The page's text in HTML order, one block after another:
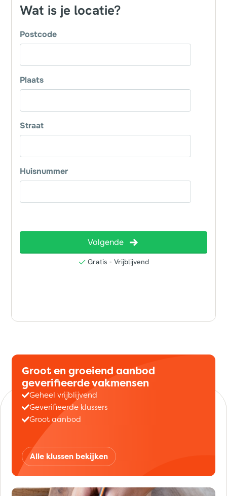
Groot en groeiend aanbod
geverifieerde vakmensen
Geheel vrijblijvend
Geverifieerde klussers
Groot aanbod
Alle klussen bekijken